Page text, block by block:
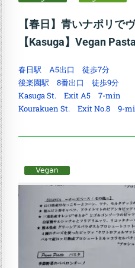
【春日】青いナポリで
【Kasuga】Vegan
春日駅 A5出口 徒歩7分
後楽園駅 8番出口 徒歩9分
Kasuga St. Exit A5 7-min
Kourakuen St. Exit No.8 9-